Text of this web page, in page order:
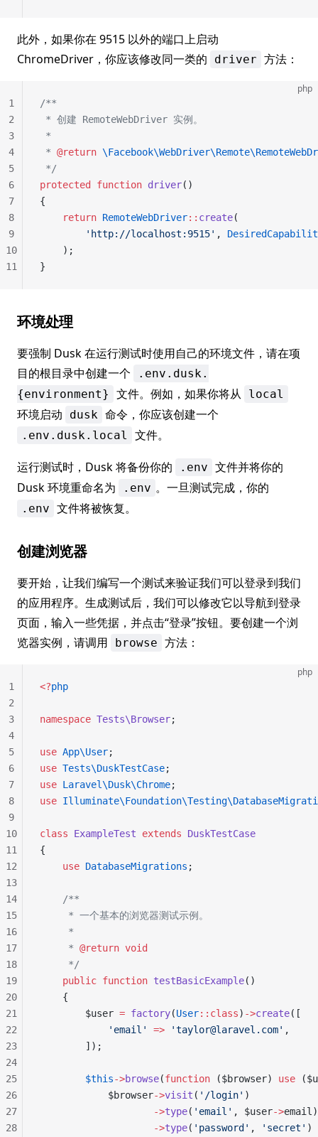
此外，如果你在 9515 以外的端口上启动
ChromeDriver，你应该修改同一类的
driver 方法：
php
/**
* 创建 RemoteWebDriver 实例。
*
* @return
*/
protected
function driver()
{
    return
RemoteWebDriver:: create(
        'http://localhost:9515'
,
    );
}
1
2
3
4
5
6
7
8
9
10
11
环境处理
要强制 Dusk 在运行测试时使用自己的环境文件，请在项
目的根目录中创建一个
.env.dusk.
{environment}
文件。例如，如果你将从 local
环境启动 dusk 命令，你应该创建一个
.env.dusk.local 文件。
运行测试时，Dusk 将备份你的 .env 文件并将你的
Dusk 环境重命名为
.env 。一旦测试完成，你的
.env 文件将被恢复。
创建浏览器
要开始，让我们编写一个测试来验证我们可以登录到我们
的应用程序。生成测试后，我们可以修改它以导航到登录
页面，输入一些凭据，并点击“登录”按钮。要创建一个浏
览器实例，请调用
browse 方法：
php
<?php
namespace Tests\Browser;
use App\User;
use Tests\DuskTestCase;
use Laravel\Dusk\Chrome;
use
class ExampleTest extends DuskTestCase
{
    use
DatabaseMigrations ;
    /**
     * 一个基本的浏览器测试示例。
     *
     *
@return void
     */
    public
function testBasicExample()
    {
        $user
= factory(User::class) ->create([
            'email'
=> 'taylor@laravel.com' ,
        ]);
        $this
->browse(function ($browser) use
            $browser
->visit ( '/login' )
                    ->
type( 'email' , $user->email)
                    ->
type( 'password' , 'secret' )
1
2
3
4
5
6
7
8
9
10
11
12
13
14
15
16
17
18
19
20
21
22
23
24
25
26
27
28